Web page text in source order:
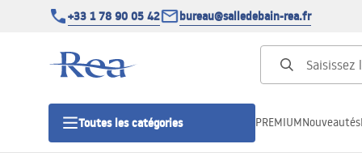
+33 1 78 90 05 42 bureau@salledebain-rea.fr
Toutes les catégories PREMIUMNouveautés